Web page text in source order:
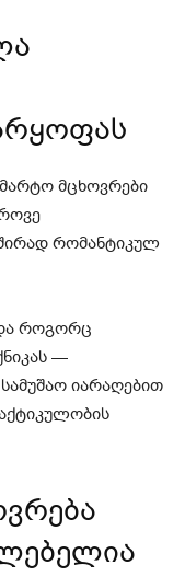
მცხოვრები
რომანტიკულ
როგორც
—
იარაღებით